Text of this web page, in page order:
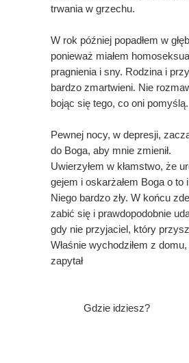
trwania w grzechu.
W rok później popadłem w
ponieważ miałem
pragnienia i sny. Rodzina i
bardzo zmartwieni. Nie
bojąc się tego, co oni pomyślą.
Pewnej nocy, w depresji,
do Boga, aby mnie zmienił.
Uwierzyłem w kłamstwo, że
gejem i oskarżałem Boga o to
Niego bardzo zły. W końcu
zabić się i prawdopodobnie
gdy nie przyjaciel, który
Właśnie wychodziłem z
zapytał
Gdzie idziesz?